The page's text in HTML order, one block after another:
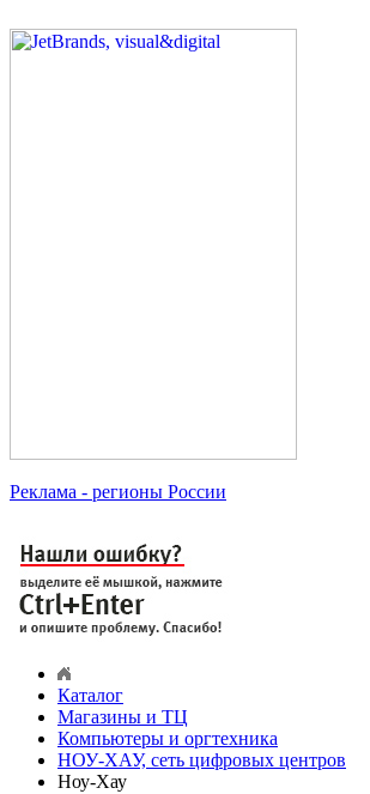
Реклама - регионы России
Каталог
Магазины и ТЦ
Компьютеры и оргтехника
НОУ-ХАУ, сеть цифровых центров
Ноу-Хау